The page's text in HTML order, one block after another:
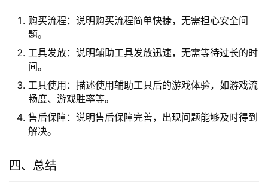
购买流程：说明购买流程简单快捷，无需担心安全问
题。
工具发放：说明辅助工具发放迅速，无需等待过长的时
间。
工具使用：描述使用辅助工具后的游戏体验，如游戏流
畅度、游戏胜率等。
售后保障：说明售后保障完善，出现问题能够及时得到
解决。
四、总结